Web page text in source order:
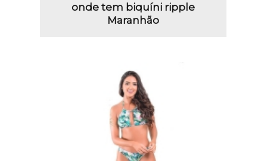
onde tem biquíni ripple
Maranhão